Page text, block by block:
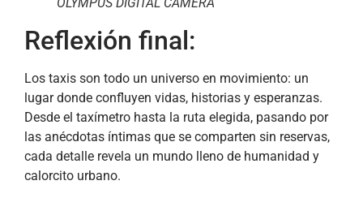
Reflexión final:
Los taxis son todo un universo en movimiento: un
lugar donde confluyen vidas, historias y esperanzas.
Desde el taxímetro hasta la ruta elegida, pasando por
las anécdotas íntimas que se comparten sin reservas,
cada detalle revela un mundo lleno de humanidad y
calorcito urbano.